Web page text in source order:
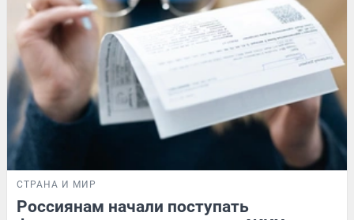
СТРАНА И МИР
Россиянам начали поступать